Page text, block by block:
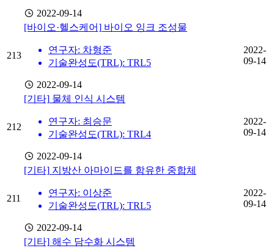
2022-09-14
213
[바이오·헬스케어] 바이오 잉크 조성물
연구자: 차형준
기술완성도(TRL): TRL5
2022-09-14
2022-
09-14
212
[기타] 물체 인식 시스템
연구자: 최승문
기술완성도(TRL): TRL4
2022-09-14
2022-
09-14
211
[기타] 지방산 아마이드를 함유한 중합체
연구자: 이상준
기술완성도(TRL): TRL5
2022-09-14
2022-
09-14
[기타] 해수 담수화 시스템